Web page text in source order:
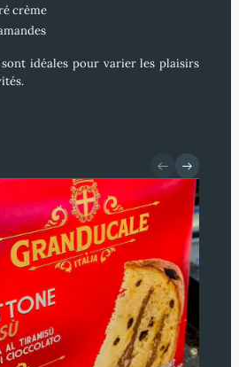
crème
idéales pour varier les plaisirs